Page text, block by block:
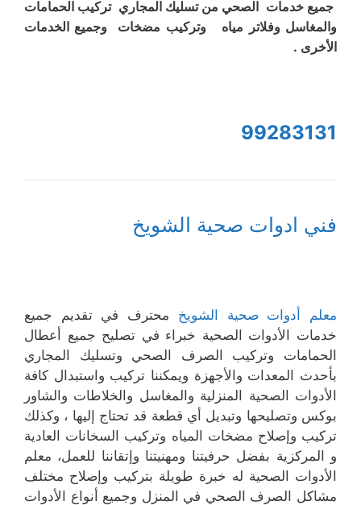
جميع خدمات الصحي من تسليك المجاري تركيب الحمامات
والمغاسل وفلاتر مياه وتركيب مضخات وجميع الخدمات
الأخرى .
99283131
فني ادوات صحية الشويخ
معلم أدوات صحية الشويخ محترف في تقديم جميع
خدمات الأدوات الصحية خبراء في تصليح جميع أعطال
الحمامات وتركيب الصرف الصحي وتسليك المجاري
بأحدث المعدات والأجهزة ويمكننا تركيب واستبدال كافة
الأدوات الصحية المنزلية والمغاسل والخلاطات والشاور
بوكس وتصليحها وتبديل أي قطعة قد تحتاج إليها ، وكذلك
تركيب وإصلاح مضخات المياه وتركيب السخانات العادية
و المركزية بفضل حرفيتنا ومهنيتنا وإتقاننا للعمل، معلم
الأدوات الصحية له خبرة طويلة بتركيب وإصلاح مختلف
مشاكل الصرف الصحي في المنزل وجميع أنواع الأدوات